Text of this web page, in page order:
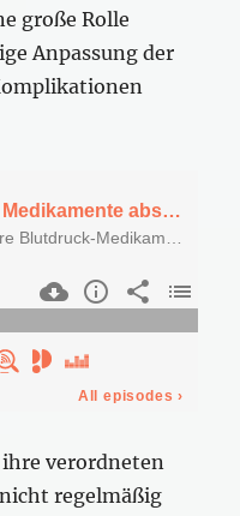
große Rolle
Anpassung der
verordneten
regelmäßig